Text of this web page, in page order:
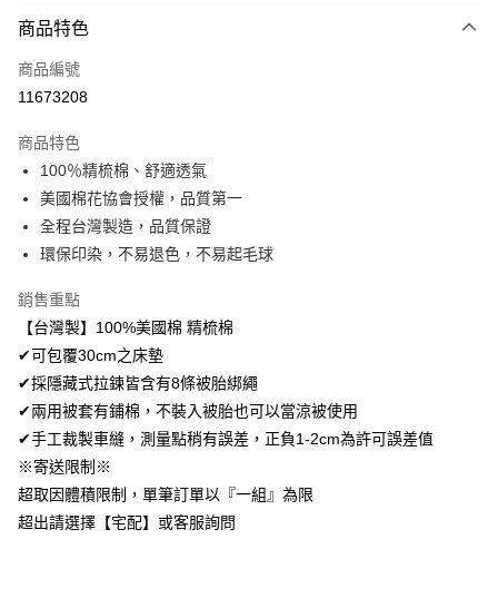
信用卡一次付款
超商取貨付款
Apple Pay
悠遊付
Google Pay
AFTEE先享後付
相關說明
AFTEE先享後付是「在收到商品之後才付款」的支付方式。 讓您購物簡單
便利好安心！
１．簡單：不需註冊會員、不需綁卡、不需儲值。
２．便利：只要手機號碼，簡訊認證，即可結帳。
３．安心：先確認商品／服務後，再付款。
１．於結帳方式選擇「AFTEE先享後付」後，將跳轉至「AFTEE先享後付」
結帳頁面，進行簡訊認證並確認金額後，即可完成結帳。
ATM付款
運送方式
全家取貨付款
免運費
付款後全家取貨
商品特色
商品編號
11673208
商品特色
100％精梳棉、舒適透氣
美國棉花協會授權，品質第一
全程台灣製造，品質保證
環保印染，不易退色，不易起毛球
銷售重點
【台灣製】100%美國棉 精梳棉
✔可包覆30cm之床墊
✔採隱藏式拉鍊皆含有8條被胎綁繩
✔兩用被套有鋪棉，不裝入被胎也可以當涼被使用
✔手工裁製車縫，測量點稍有誤差，正負1-2cm為許可誤差值
※寄送限制※
超取因體積限制，單筆訂單以『一組』為限
超出請選擇【宅配】或客服詢問